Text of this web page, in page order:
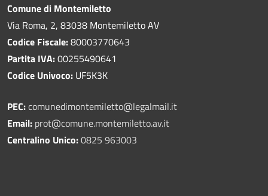
Comune di Montemiletto
Via Roma, 2, 83038 Montemiletto AV
Codice Fiscale:80003770643
Partita IVA:00255490641
Codice Univoco: UF5K3K
PEC:comunedimontemiletto@legalmail.it
Email: prot@comune.montemiletto.av.it
Centralino Unico:0825 963003